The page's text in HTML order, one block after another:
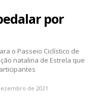
por
o Passeio Ciclístico de
natalina de Estrela que
de 2021